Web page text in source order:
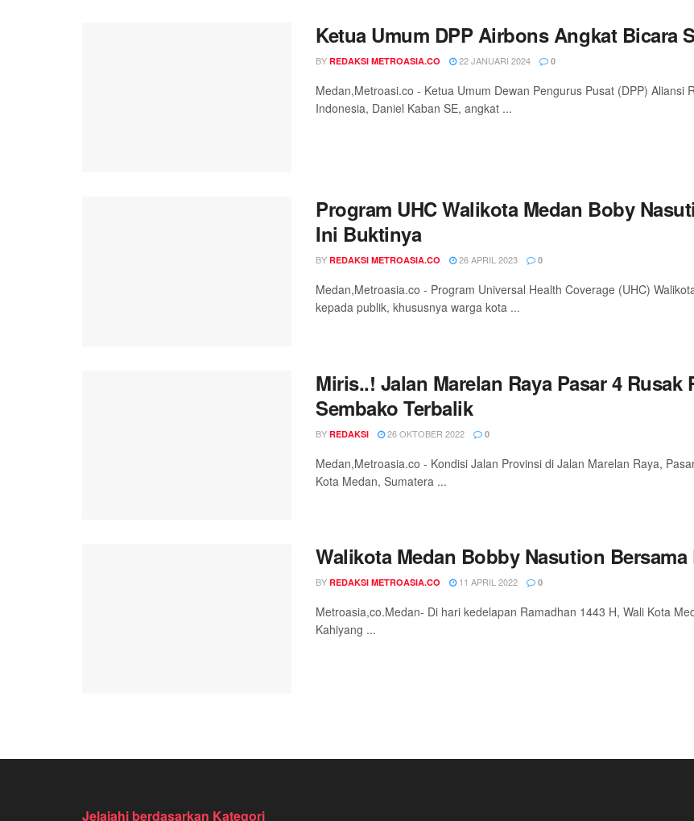
Ketua Umum DPP Airbons Angkat Bicara
BY REDAKSI METROASIA.CO 22 JANUARI 2024 0
Medan,Metroasi.co - Ketua Umum Dewan Pengurus Pusat (DPP) Aliansi
Indonesia, Daniel Kaban SE, angkat ...
Program UHC Walikota Medan Boby
Ini Buktinya
BY REDAKSI METROASIA.CO 26 APRIL 2023 0
Medan,Metroasia.co - Program Universal Health Coverage (UHC)
kepada publik, khususnya warga kota ...
Miris..! Jalan Marelan Raya Pasar 4
Sembako Terbalik
BY REDAKSI 26 OKTOBER 2022 0
Medan,Metroasia.co - Kondisi Jalan Provinsi di Jalan Marelan Raya,
Kota Medan, Sumatera ...
Walikota Medan Bobby Nasution
BY REDAKSI METROASIA.CO 11 APRIL 2022 0
Metroasia,co.Medan- Di hari kedelapan Ramadhan 1443 H, Wali Kota
Kahiyang ...
Jelajahi berdasarkan Kategori